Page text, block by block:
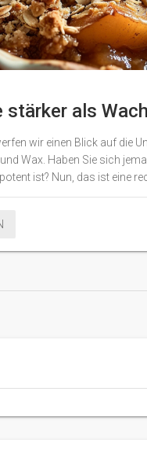
stärker als
wir einen Blick auf die
Wax. Haben Sie sich
ist? Nun, das ist eine
Konzentratsliebhabern.
mehr zu erfahren!